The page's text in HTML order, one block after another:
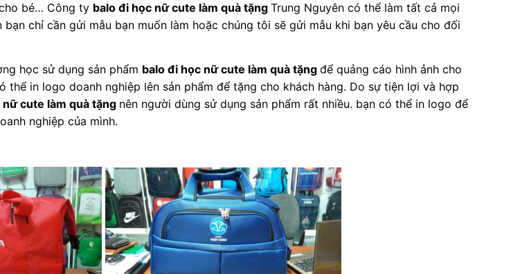
bé… Công ty balo đi học nữ cute làm quà tặng Trung Nguyên có thể làm tất cả mọi
bạn chỉ cần gửi mẫu bạn muốn làm hoặc chúng tôi sẽ gửi mẫu khi bạn yêu cầu cho đối
học sử dụng sản phẩm balo đi học nữ cute làm quà tặng để quảng cáo hình ảnh cho
thể in logo doanh nghiệp lên sản phẩm để tặng cho khách hàng. Do sự tiện lợi và hợp
cute làm quà tặng nên người dùng sử dụng sản phẩm rất nhiều. bạn có thể in logo để
nghiệp của mình.